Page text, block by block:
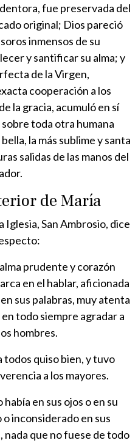
fue preservada del
original; Dios pareció
inmensos de su
y santificar su alma; y
de la Virgen,
cooperación a los
la gracia, acumuló en sí
toda otra humana
la más sublime y santa
salidas de las manos del
de María
Iglesia, San Ambrosio, dice
prudente y corazón
en el hablar, aficionada
sus palabras, muy atenta
todo siempre agradar a
hombres.
todos quiso bien, y tuvo
a los mayores.
en sus ojos o en su
inconsiderado en sus
nada que no fuese de todo